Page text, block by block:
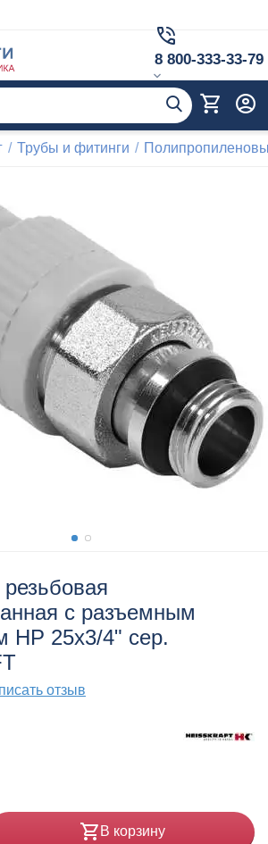
8 800-333-33-79
/ Трубы и фитинги /
с разъемным
НР 25x3/4" сер.
отзыв
В корзину